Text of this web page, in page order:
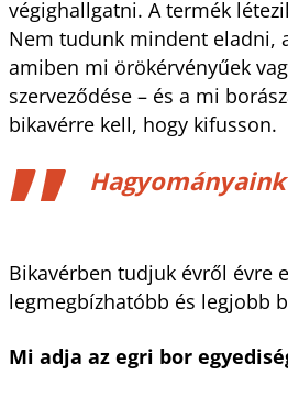
végighallgatni. A termék
Nem tudunk mindent eladni,
amiben mi örökérvényűek
szerveződése – és a mi
bikavérre kell, hogy kifusson.
Bikavérben tudjuk évről évre
legmegbízhatóbb és legjobb
Mi adja az egri bor